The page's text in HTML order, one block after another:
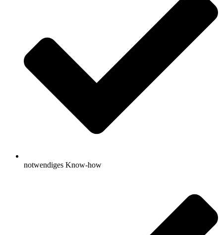
notwendiges Know-how